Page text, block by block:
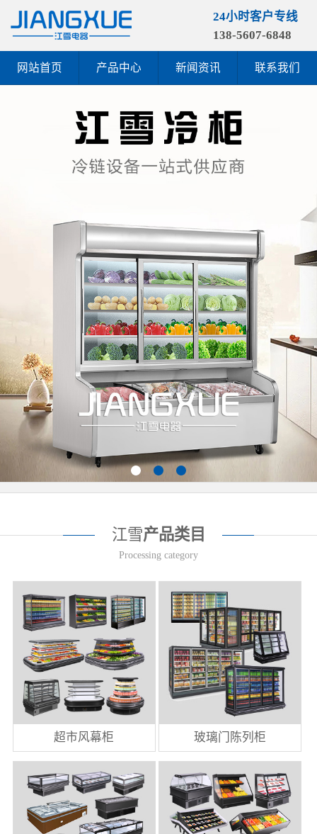
24小时客户专线
138-5607-6848
网站首页 产品中心 新闻资讯 联系我们
江雪产品类目
Processing category
超市风幕柜 玻璃门陈列柜